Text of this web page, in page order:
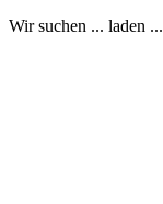
Wir suchen ... laden ...